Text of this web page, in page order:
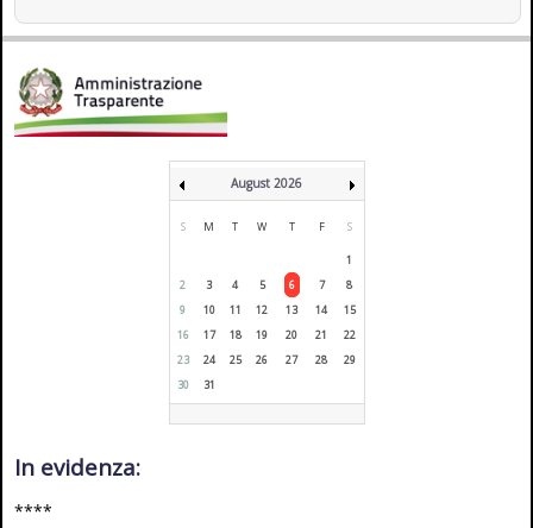
August 2026
S M T W T F S
1
2
3 4 5 6 7
8
9
10 11 12 13 14
15
16
17 18 19 20 21
22
23
24 25 26 27 28
29
30
31
In evidenza:
****